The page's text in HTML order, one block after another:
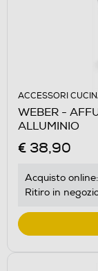
ACCESSORI
WEBER -
ALLUMINIO
€ 38,90
Acquisto online:
Ritiro in